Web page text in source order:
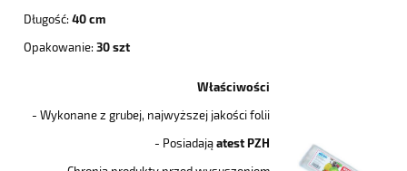
Długość: 40 cm
Opakowanie: 30 szt
Właściwości
- Wykonane z grubej, najwyższej jakości folii
- Posiadają atest PZH